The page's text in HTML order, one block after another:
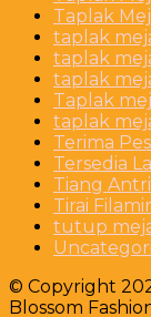
Taplak
taplak
taplak
taplak
Taplak
taplak
Terima
Tersedia
Tiang
Tirai
tutup
© Copyright
Blossom